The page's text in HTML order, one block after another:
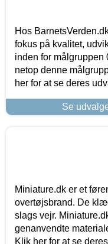
Hos
fokus på kvalitet,
inden for målgruppen
netop denne
her for at se deres
Se
Miniature.dk er et
overtøjsbrand. De
slags vejr.
genanvendte
Klik her for at se